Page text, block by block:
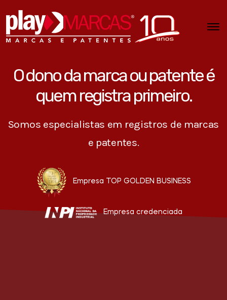
O dono da marca ou patente é
quem registra primeiro.
Somos especialistas em registros de marcas
e patentes.
Empresa TOP GOLDEN BUSINESS
Empresa credenciada